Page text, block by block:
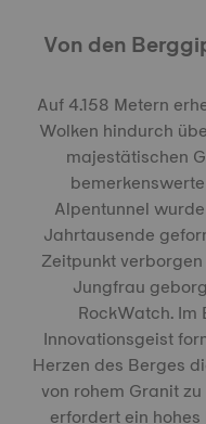
Von den
Auf 4.158 Metern
Wolken hindurch
majestätischen
Alpentunnel
Jahrtausende
Zeitpunkt
Jungfrau
RockWatch.
Innovationsgeist
Herzen des Berges
von rohem Granit
erfordert ein